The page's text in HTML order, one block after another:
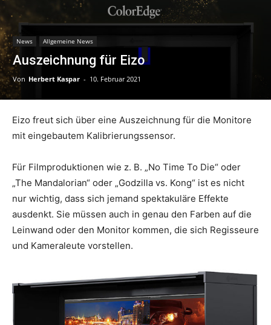
News Allgemeine News
Auszeichnung für Eizo
Von Herbert Kaspar - 10. Februar 2021
Eizo freut sich über eine Auszeichnung für die Monitore
mit eingebautem Kalibrierungssensor.
Für Filmproduktionen wie z. B. „No Time To Die“ oder
„The Mandalorian“ oder „Godzilla vs. Kong“ ist es nicht
nur wichtig, dass sich jemand spektakuläre Effekte
ausdenkt. Sie müssen auch in genau den Farben auf die
Leinwand oder den Monitor kommen, die sich Regisseure
und Kameraleute vorstellen.